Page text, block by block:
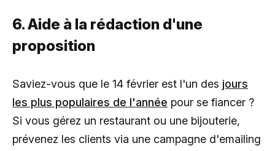
6. Aide à la rédaction d'une
proposition
Saviez-vous que le 14 février est l'un des jours
les plus populaires de l'année pour se fiancer ?
Si vous gérez un restaurant ou une bijouterie,
prévenez les clients via une campagne d'emailing